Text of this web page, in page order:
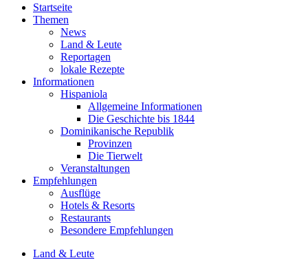
Startseite
Themen
News
Land & Leute
Reportagen
lokale Rezepte
Informationen
Hispaniola
Allgemeine Informationen
Die Geschichte bis 1844
Dominikanische Republik
Provinzen
Die Tierwelt
Veranstaltungen
Empfehlungen
Ausflüge
Hotels & Resorts
Restaurants
Besondere Empfehlungen
Land & Leute